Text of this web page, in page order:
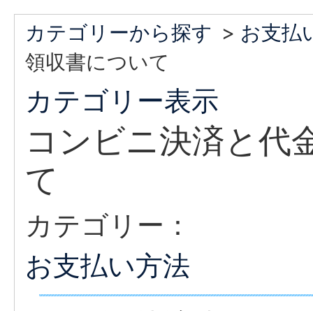
カテゴリーから探す > お支払
領収書について
カテゴリー表示
コンビニ決済と代
て
カテゴリー：
お支払い方法